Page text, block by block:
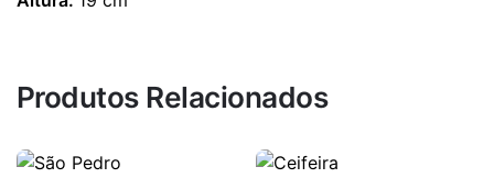
Produtos Relacionados